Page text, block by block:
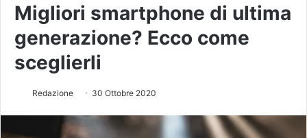
Migliori smartphone di ultima
generazione? Ecco come
sceglierli
Redazione 30 Ottobre 2020